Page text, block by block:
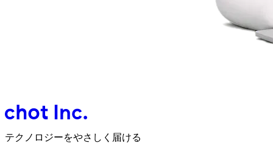
テクノロジーをやさしく届ける